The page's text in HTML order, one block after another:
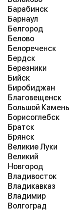
Барабинск
Барнаул
Белгород
Белово
Белореченск
Бердск
Березники
Бийск
Биробиджан
Благовещенск
Большой Камень
Борисоглебск
Братск
Брянск
Великие Луки
Великий
Новгород
Владивосток
Владикавказ
Владимир
Волгоград